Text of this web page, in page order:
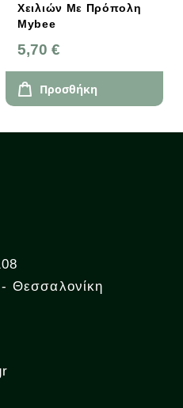
Χειλιών Με Πρόπολη
Mybee
5,70 €
Προσθήκη
Θεσσαλονίκη